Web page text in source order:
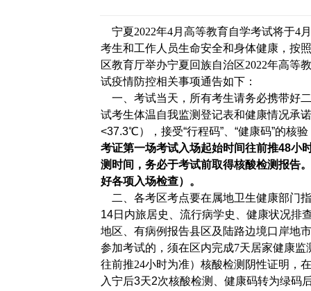
宁夏2022年4月高等教育自学考试将于4
考生和工作人员生命安全和身体健康， 按照
区教育厅举办宁夏回族自治区2022年高等
试疫情防控相关事项通告如下：
一、考试当天， 所有考生请务必携带好
试考生体温自我监测登记表和健康情况承
<37.3℃），接受“行程码”、“健康码”的核验
考证第一场考试入场起始时间往前推48小
测时间，务必于考试前取得核酸检测报告
好各项入场检查） 。
二 、各考区考点要在属地卫生健康部门
14日内旅居史、流行病学史、健康状况排
地区
有病例报告县区及陆路边境口岸地市
参加考试的，须在区内完成7天居家健康监
往前推24小时为准） 核酸检测阴性证明，
入宁后3天2次核酸检测、健康码转为绿码